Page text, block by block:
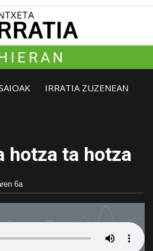
IRRATIA ZUZENEAN
hotza ta hotza
6a